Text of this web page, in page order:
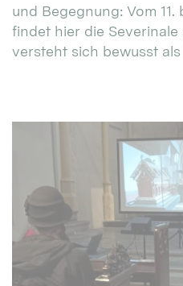
und Begegnung: Vom
findet hier die
versteht sich bewusst